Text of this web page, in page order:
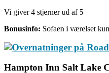
Vi giver 4 stjerner ud af 5
Bonusinfo: Sofaen i værelset
Hampton Inn Salt Lake